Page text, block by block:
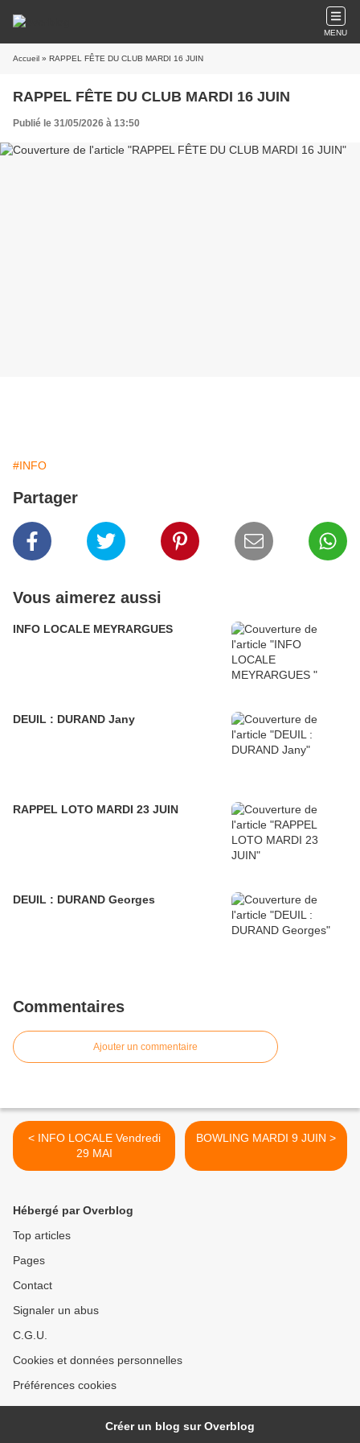
MENU
Accueil » RAPPEL FÊTE DU CLUB MARDI 16 JUIN
RAPPEL FÊTE DU CLUB MARDI 16 JUIN
Publié le 31/05/2026 à 13:50
#INFO
Partager
Vous aimerez aussi
INFO LOCALE MEYRARGUES
DEUIL : DURAND Jany
RAPPEL LOTO MARDI 23 JUIN
DEUIL : DURAND Georges
Commentaires
Ajouter un commentaire
< INFO LOCALE Vendredi
29 MAI
BOWLING MARDI 9 JUIN >
Hébergé par Overblog
Top articles
Pages
Contact
Signaler un abus
C.G.U.
Cookies et données personnelles
Préférences cookies
Créer un blog sur Overblog